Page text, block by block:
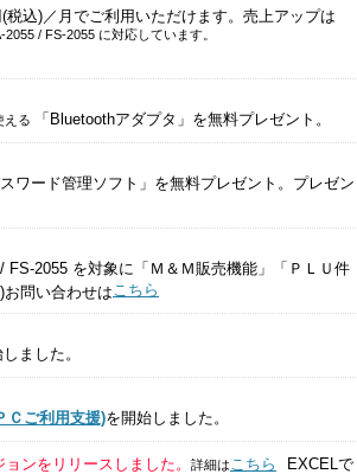
込)／月でご利用いただけます。売上アップは
/ FS-2055 に対応しています。
える 「Bluetoothアダプタ」を無料プレゼント。
スワード管理ソフト」を無料プレゼント。プレゼン
FS-2055 を対象に「Ｍ＆Ｍ販売機能」「ＰＬＵ件
問い合わせはこちら
ました。
Ｃご利用支援)を開始しました。
ンをリリースしました。 詳細はこちら EXCELで